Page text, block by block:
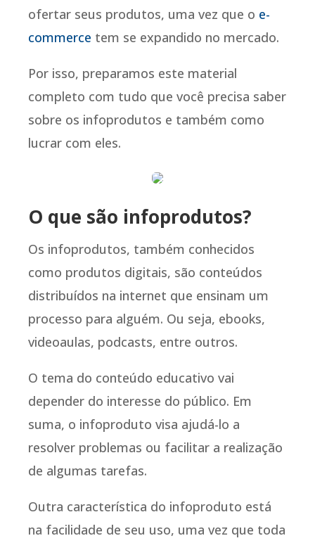
ofertar seus produtos, uma vez que o e-
commerce tem se expandido no mercado.
Por isso, preparamos este material
completo com tudo que você precisa saber
sobre os infoprodutos e também como
lucrar com eles.
O que são infoprodutos?
Os infoprodutos, também conhecidos
como produtos digitais, são conteúdos
distribuídos na internet que ensinam um
processo para alguém. Ou seja, ebooks,
videoaulas, podcasts, entre outros.
O tema do conteúdo educativo vai
depender do interesse do público. Em
suma, o infoproduto visa ajudá-lo a
resolver problemas ou facilitar a realização
de algumas tarefas.
Outra característica do infoproduto está
na facilidade de seu uso, uma vez que toda